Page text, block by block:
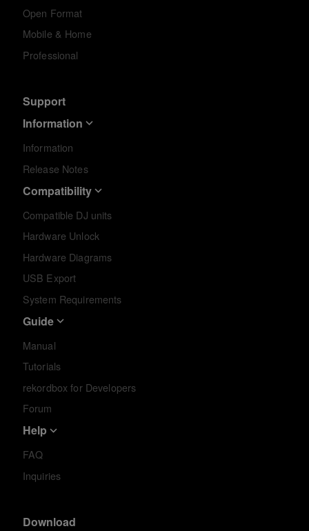
Open Format
Mobile & Home
Professional
Support
Information
Information
Release Notes
Compatibility
Compatible DJ units
Hardware Unlock
Hardware Diagrams
USB Export
System Requirements
Guide
Manual
Tutorials
rekordbox for Developers
Forum
Help
FAQ
Inquiries
Download